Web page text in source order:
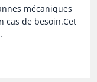
mécaniques
cas de besoin.Cet